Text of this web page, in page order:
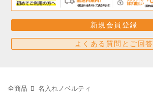
新規会員登録
よくある質問とご回答
全商品 名入れノベルティ